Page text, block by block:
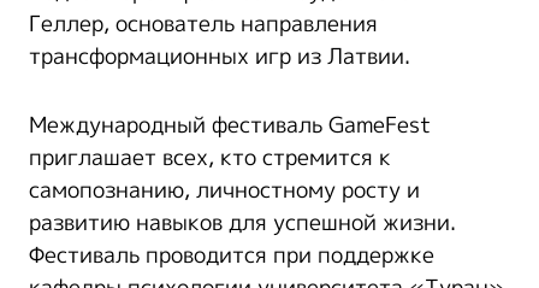
Геллер, основатель направления
трансформационных игр из Латвии.
Международный фестиваль GameFest
приглашает всех, кто стремится к
самопознанию, личностному росту и
развитию навыков для успешной жизни.
Фестиваль проводится при поддержке